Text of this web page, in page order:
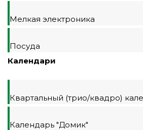
Мелкая электроника
Посуда
Календари
Квартальный (трио/квадро)
Календарь "Домик"